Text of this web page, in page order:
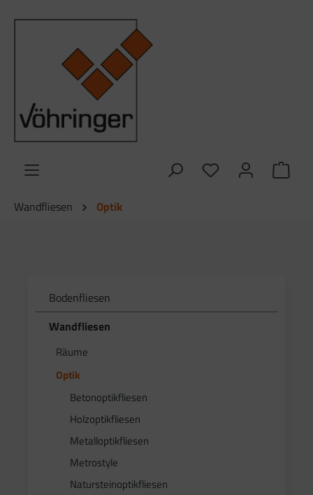
springen
Wandfliesen Optik
Bodenfliesen
Wandfliesen
Räume
Optik
Betonoptikfliesen
Holzoptikfliesen
Metalloptikfliesen
Metrostyle
Natursteinoptikfliesen